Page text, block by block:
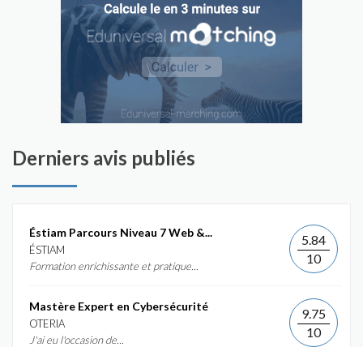
Derniers avis publiés
Éstiam Parcours Niveau 7 Web &...
ÉSTIAM
Formation enrichissante et pratique...
5.84
10
Mastère Expert en Cybersécurité
OTERIA
J'ai eu l'occasion de...
9.75
10